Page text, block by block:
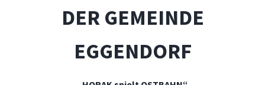
DER GEMEINDE
EGGENDORF